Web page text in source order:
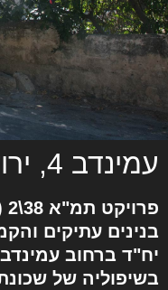
עמינדב 4, ירושלים
יח"ד ברחוב
בשיפוליה של